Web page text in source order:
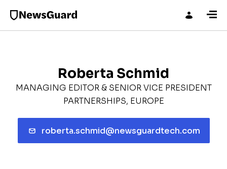
Roberta Schmid
MANAGING EDITOR & SENIOR VICE PRESIDENT
PARTNERSHIPS, EUROPE
roberta.schmid@newsguardtech.com